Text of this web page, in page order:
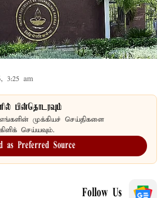
3:25 am
பின்தொடரவும்
முக்கியச் செய்திகளை
செய்யவும்.
as Preferred Source
Follow Us